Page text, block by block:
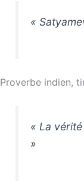
«
Proverbe indien,
« La
»